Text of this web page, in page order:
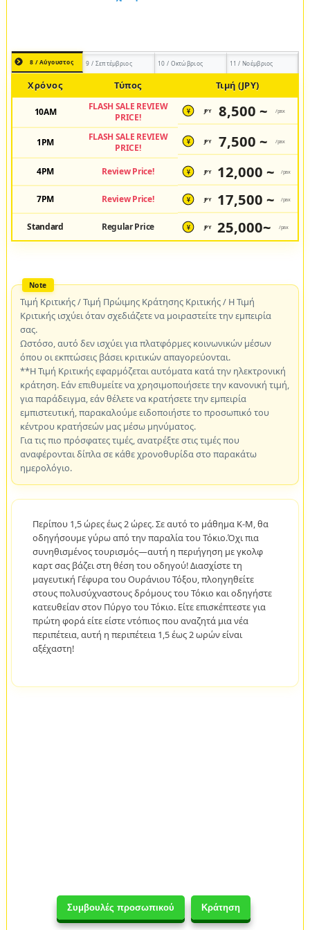
Συμβουλές προσωπικού Κράτηση
8 / Αύγουστος 9 / Σεπτέμβριος 10 / Οκτώβριος 11 / Νοέμβριος
Χρόνος Τύπος Τιμή (JPY)
10AM
FLASH SALE REVIEW
PRICE!
¥ JPY 8,500 ~ /pax
1PM
FLASH SALE REVIEW
PRICE!
¥ JPY 7,500 ~ /pax
4PM Review Price! ¥ JPY 12,000 ~ /pax
7PM Review Price! ¥ JPY 17,500 ~ /pax
Standard Regular Price ¥ JPY 25,000~ /pax
Τιμή Κριτικής / Τιμή Πρώιμης Κράτησης Κριτικής / Η Τιμή
Κριτικής ισχύει όταν σχεδιάζετε να μοιραστείτε την εμπειρία
σας.
Ωστόσο, αυτό δεν ισχύει για πλατφόρμες κοινωνικών μέσων
όπου οι εκπτώσεις βάσει κριτικών απαγορεύονται.
**Η Τιμή Κριτικής εφαρμόζεται αυτόματα κατά την ηλεκτρονική
κράτηση. Εάν επιθυμείτε να χρησιμοποιήσετε την κανονική τιμή,
για παράδειγμα, εάν θέλετε να κρατήσετε την εμπειρία
εμπιστευτική, παρακαλούμε ειδοποιήστε το προσωπικό του
κέντρου κρατήσεών μας μέσω μηνύματος.
Για τις πιο πρόσφατες τιμές, ανατρέξτε στις τιμές που
αναφέρονται δίπλα σε κάθε χρονοθυρίδα στο παρακάτω
ημερολόγιο.
Περίπου 1,5 ώρες έως 2 ώρες. Σε αυτό το μάθημα K-M, θα
οδηγήσουμε γύρω από την παραλία του Τόκιο.Όχι πια
συνηθισμένος τουρισμός—αυτή η περιήγηση με γκολφ
καρτ σας βάζει στη θέση του οδηγού! Διασχίστε τη
μαγευτική Γέφυρα του Ουράνιου Τόξου, πλοηγηθείτε
στους πολυσύχναστους δρόμους του Τόκιο και οδηγήστε
κατευθείαν στον Πύργο του Τόκιο. Είτε επισκέπτεστε για
πρώτη φορά είτε είστε ντόπιος που αναζητά μια νέα
περιπέτεια, αυτή η περιπέτεια 1,5 έως 2 ωρών είναι
αξέχαστη!